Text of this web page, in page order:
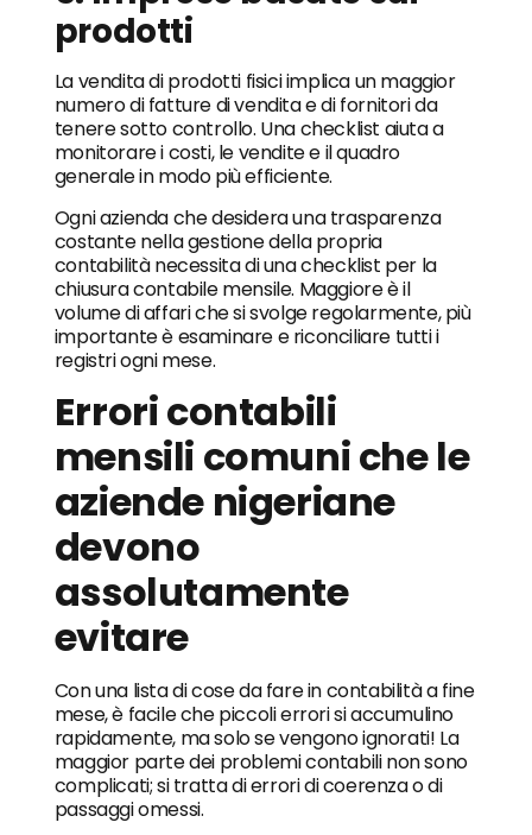
prodotti
La vendita di prodotti fisici implica un maggior
numero di fatture di vendita e di fornitori da
tenere sotto controllo. Una checklist aiuta a
monitorare i costi, le vendite e il quadro
generale in modo più efficiente.
Ogni azienda che desidera una trasparenza
costante nella gestione della propria
contabilità necessita di una checklist per la
chiusura contabile mensile. Maggiore è il
volume di affari che si svolge regolarmente, più
importante è esaminare e riconciliare tutti i
registri ogni mese.
Errori contabili
mensili comuni che le
aziende nigeriane
devono
assolutamente
evitare
Con una lista di cose da fare in contabilità a fine
mese, è facile che piccoli errori si accumulino
rapidamente, ma solo se vengono ignorati! La
maggior parte dei problemi contabili non sono
complicati; si tratta di errori di coerenza o di
passaggi omessi.